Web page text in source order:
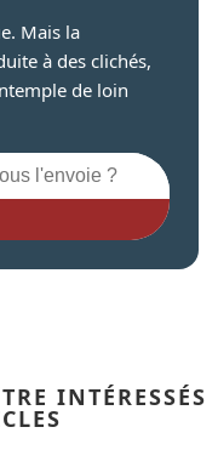
Mais la
à des clichés,
de loin
INTÉRESSÉS